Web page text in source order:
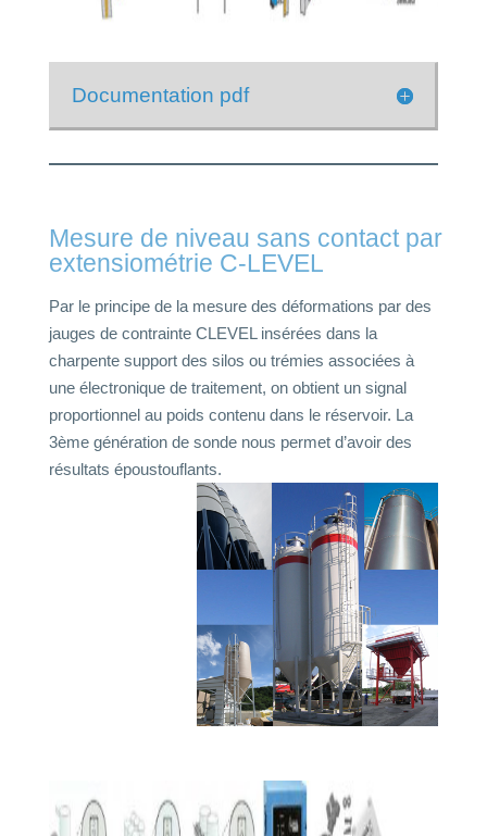
Documentation pdf
Mesure de niveau sans contact par
extensiométrie C-LEVEL
Par le principe de la mesure des déformations par des
jauges de contrainte CLEVEL insérées dans la
charpente support des silos ou trémies associées à
une électronique de traitement, on obtient un signal
proportionnel au poids contenu dans le réservoir. La
3ème génération de sonde nous permet d’avoir des
résultats époustouflants.